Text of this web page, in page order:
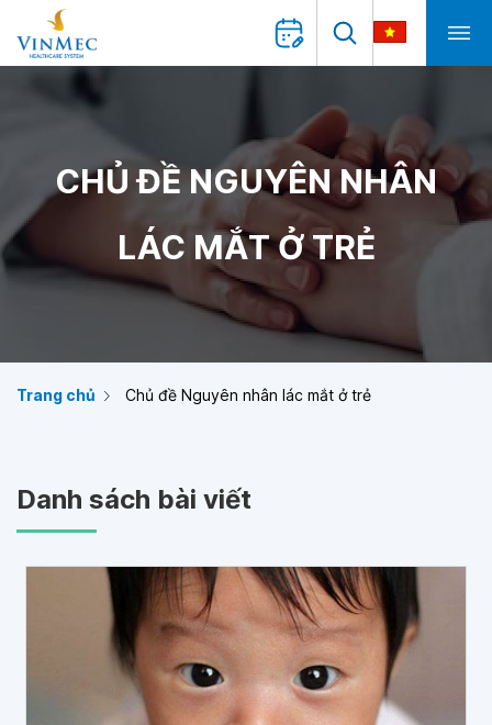
CHỦ ĐỀ NGUYÊN NHÂN
LÁC MẮT Ở TRẺ
Trang chủ Chủ đề Nguyên nhân lác mắt ở trẻ
Danh sách bài viết